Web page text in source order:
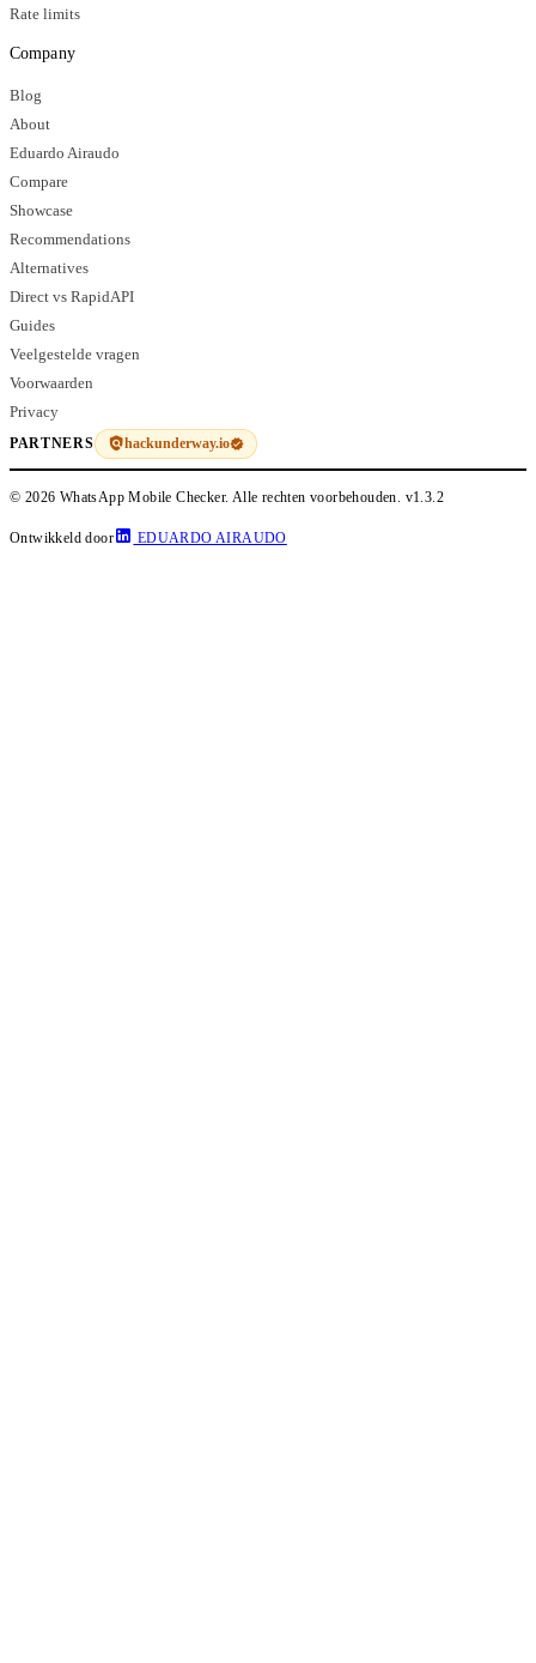
Rate limits
Company
Blog
About
Eduardo Airaudo
Compare
Showcase
Recommendations
Alternatives
Direct vs RapidAPI
Guides
Veelgestelde vragen
Voorwaarden
Privacy
PARTNERS hackunderway.io
© 2026 WhatsApp Mobile Checker. Alle rechten voorbehouden. v1.3.2
Ontwikkeld door EDUARDO AIRAUDO